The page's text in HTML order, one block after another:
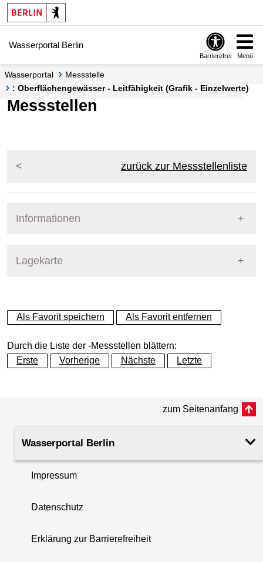
Springe zur Navigation
Springe zum Inhalt
Wasserportal Berlin
Barrierefrei Menü
Wasserportal
Messstelle
: Oberflächengewässer - Leitfähigkeit (Grafik - Einzelwerte)
Messstellen
zurück zur Messstellenliste
Informationen
Lagekarte
+
−
Als Favorit speichern Als Favorit entfernen
Durch die Liste der -Messstellen blättern:
Erste
Vorherige Nächste Letzte
zum Seitenanfang
Wasserportal Berlin
Impressum
Datenschutz
Erklärung zur Barrierefreiheit